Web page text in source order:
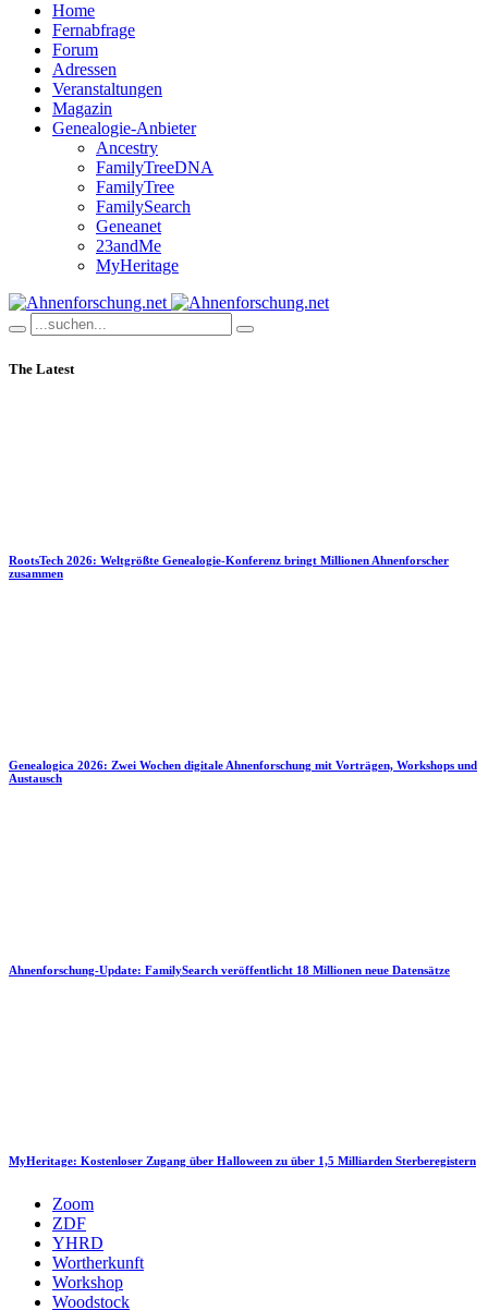
Home
Fernabfrage
Forum
Adressen
Veranstaltungen
Magazin
Genealogie-Anbieter
Ancestry
FamilyTreeDNA
FamilyTree
FamilySearch
Geneanet
23andMe
MyHeritage
The Latest
RootsTech 2026: Weltgrößte Genealogie-Konferenz bringt Millionen Ahnenforscher
zusammen
Genealogica 2026: Zwei Wochen digitale Ahnenforschung mit Vorträgen, Workshops und
Austausch
Ahnenforschung-Update: FamilySearch veröffentlicht 18 Millionen neue Datensätze
MyHeritage: Kostenloser Zugang über Halloween zu über 1,5 Milliarden Sterberegistern
Zoom
ZDF
YHRD
Wortherkunft
Workshop
Woodstock